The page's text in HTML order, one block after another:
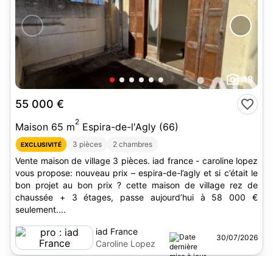
18
55 000 €
Maison 65 m2 Espira-de-l'Agly (66)
EXCLUSIVITÉ 3 pièces 2 chambres
Vente maison de village 3 pièces. iad france - caroline lopez
vous propose: nouveau prix – espira-de-l’agly et si c’était le
bon projet au bon prix ? cette maison de village rez de
chaussée + 3 étages, passe aujourd’hui à 58 000 €
seulement....
iad France
Caroline Lopez
30/07/2026